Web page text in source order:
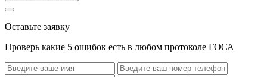
Оставьте заявку
Проверь какие 5 ошибок есть в любом протоколе ГОСА